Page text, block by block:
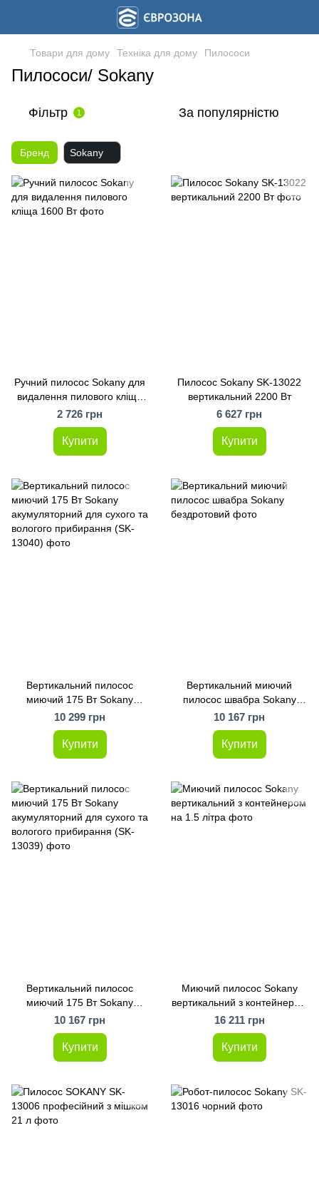
Товари для дому Техніка для дому Пилососи
Пилососи/ Sokany
Фільтр 1 За популярністю
Бренд Sokany
Ручний пилосос Sokany для
видалення пилового кліща
1600 Вт
2 726 грн
Купити
Пилосос Sokany SK-13022
вертикальний 2200 Вт
6 627 грн
Купити
Вертикальний пилосос
миючий 175 Вт Sokany
акумуляторний для сухого та
вологого прибирання (SK-
13040)
10 299 грн
Купити
Вертикальний миючий
пилосос швабра Sokany
бездротовий
10 167 грн
Купити
Вертикальний пилосос
миючий 175 Вт Sokany
акумуляторний для сухого та
вологого прибирання (SK-
13039)
10 167 грн
Купити
Миючий пилосос Sokany
вертикальний з контейнером
на 1.5 літра
16 211 грн
Купити